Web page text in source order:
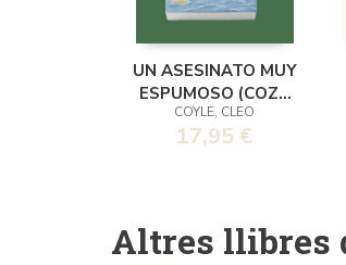
UN ASESINATO MUY
ESPUMOSO (COZY
MYSTERY)
COYLE, CLEO
17,95 €
Altres llibres